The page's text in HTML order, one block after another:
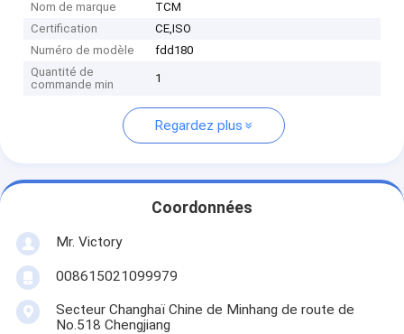
Nom de marque
TCM
Certification
CE,ISO
Numéro de modèle
fdd180
Quantité de
commande min
1
Regardez plus
Coordonnées
Mr. Victory
008615021099979
Secteur Changhaï Chine de Minhang de route de
No.518 Chengjiang